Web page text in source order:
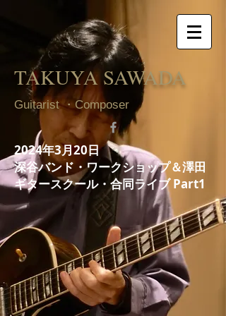
TAKUYA SAWADA
Guitarist ・Composer
2024年3月20日
深谷バンド・ワークショップ＆澤田
ギタースクール・合同ライブ Part1